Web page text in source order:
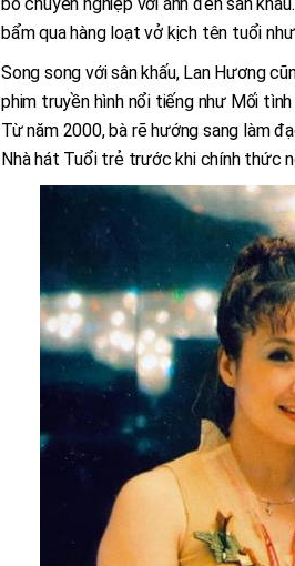
bẩm qua hàng loạt vở kịch tên tuổi
Song song với sân khấu, Lan Hương
phim truyền hình nổi tiếng như Mối
Từ năm 2000, bà rẽ hướng sang làm
Nhà hát Tuổi trẻ trước khi chính thức